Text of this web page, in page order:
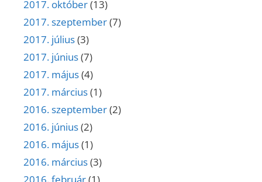
2017. október(13)
2017. szeptember(7)
2017. július(3)
2017. június(7)
2017. május(4)
2017. március(1)
2016. szeptember(2)
2016. június(2)
2016. május(1)
2016. március(3)
2016. február(1)